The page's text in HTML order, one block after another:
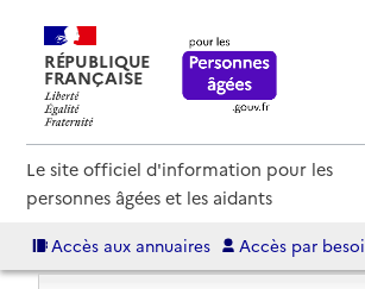
RÉPUBLIQUE
FRANÇAISE
Le site officiel d'information pour les
personnes âgées et les aidants
Accès aux annuaires Accès par